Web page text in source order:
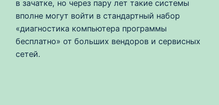
в зачатке, но через пару лет такие системы
вполне могут войти в стандартный набор
«диагностика компьютера программы
бесплатно» от больших вендоров и сервисных
сетей.